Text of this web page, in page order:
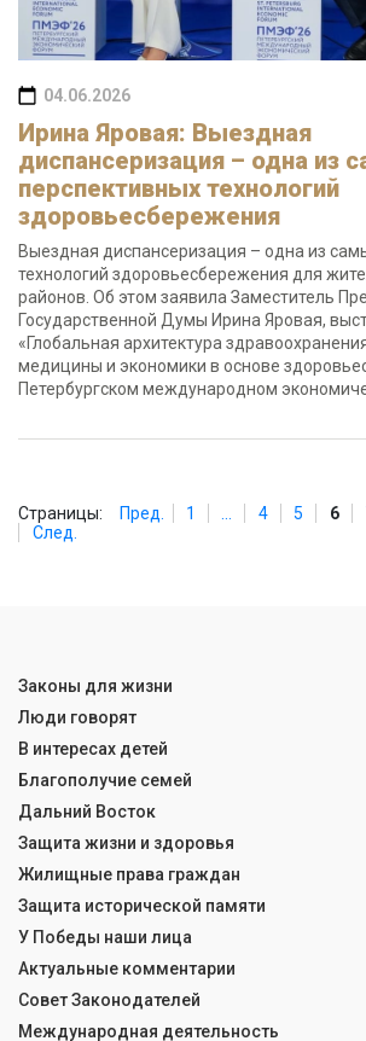
04.06.2026
Ирина Яровая: Выездная
диспансеризация – одна из
перспективных технологий
здоровьесбережения
Выездная диспансеризация – одна из
технологий здоровьесбережения для
районов. Об этом заявила Заместитель
Государственной Думы Ирина Яровая,
«Глобальная архитектура
медицины и экономики в основе
Петербургском международном
Страницы: Пред. 1 4 5 6
След.
Законы для жизни
Люди говорят
В интересах детей
Благополучие семей
Дальний Восток
Защита жизни и здоровья
Жилищные права граждан
Защита исторической памяти
У Победы наши лица
Актуальные комментарии
Совет Законодателей
Международная деятельность